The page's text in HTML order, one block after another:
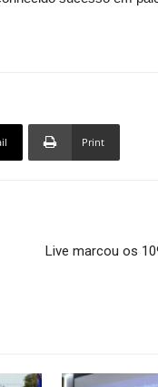
Print
Live marcou os